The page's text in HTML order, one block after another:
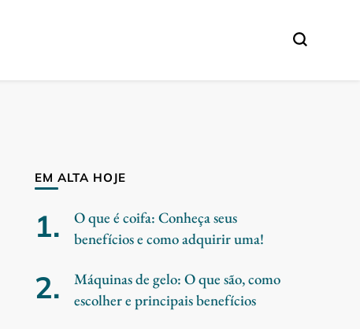
EM ALTA HOJE
O que é coifa: Conheça seus
benefícios e como adquirir uma!
Máquinas de gelo: O que são, como
escolher e principais benefícios